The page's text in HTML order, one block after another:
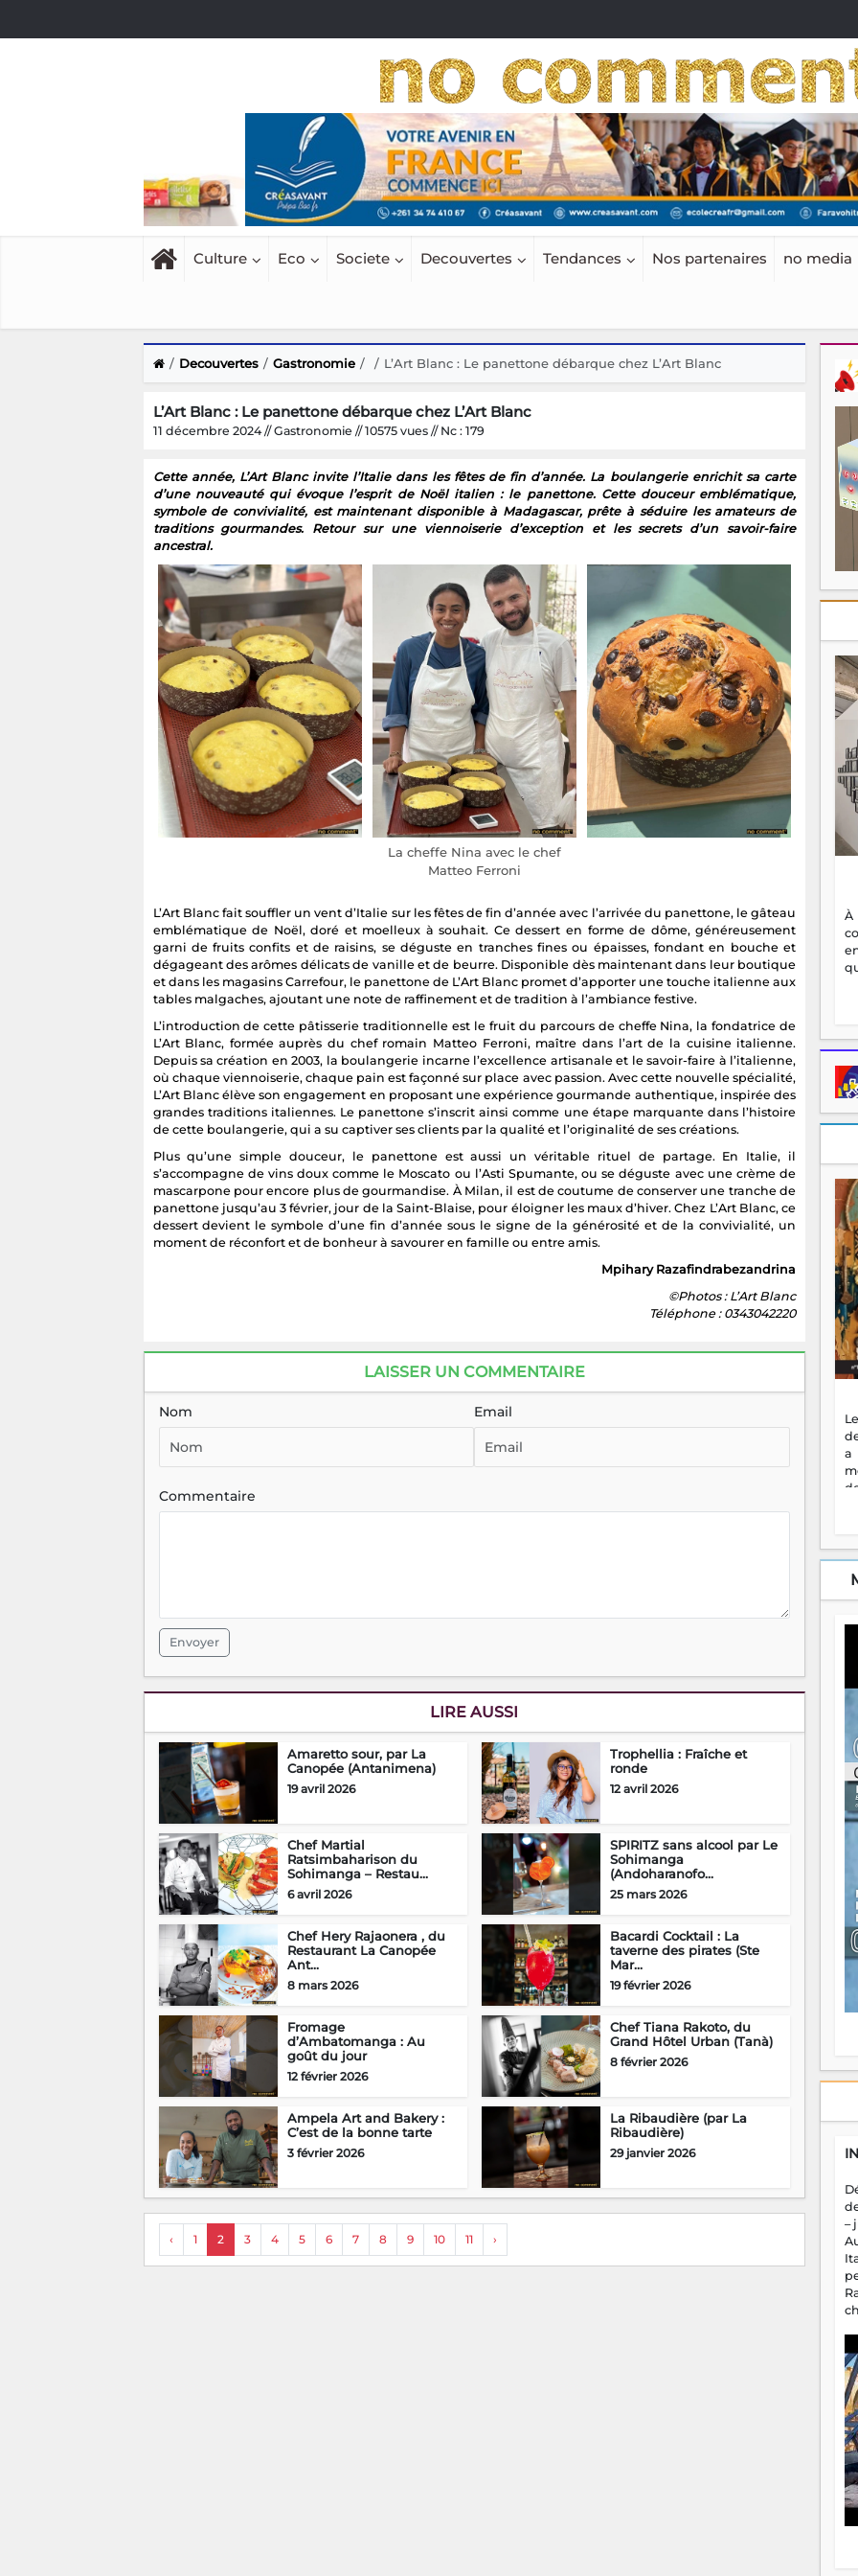
Culture Eco Societe Decouvertes Tendances Nos partenaires no media
Decouvertes Gastronomie L’Art Blanc : Le panettone débarque chez L’Art Blanc
L’Art Blanc : Le panettone débarque chez L’Art Blanc
11 décembre 2024 // Gastronomie // 10575 vues // Nc : 179
Cette année, L’Art Blanc invite l’Italie dans les fêtes de fin d’année. La boulangerie enrichit sa carte
d’une nouveauté qui évoque l’esprit de Noël italien : le panettone. Cette douceur emblématique,
symbole de convivialité, est maintenant disponible à Madagascar, prête à séduire les amateurs de
traditions gourmandes. Retour sur une viennoiserie d’exception et les secrets d’un savoir-faire
ancestral.
La cheffe Nina avec le chef
Matteo Ferroni
L’Art Blanc fait souffler un vent d’Italie sur les fêtes de fin d’année avec l’arrivée du panettone, le gâteau
emblématique de Noël, doré et moelleux à souhait. Ce dessert en forme de dôme, généreusement
garni de fruits confits et de raisins, se déguste en tranches fines ou épaisses, fondant en bouche et
dégageant des arômes délicats de vanille et de beurre. Disponible dès maintenant dans leur boutique
et dans les magasins Carrefour, le panettone de L’Art Blanc promet d’apporter une touche italienne aux
tables malgaches, ajoutant une note de raffinement et de tradition à l’ambiance festive.
L’introduction de cette pâtisserie traditionnelle est le fruit du parcours de cheffe Nina, la fondatrice de
L’Art Blanc, formée auprès du chef romain Matteo Ferroni, maître dans l’art de la cuisine italienne.
Depuis sa création en 2003, la boulangerie incarne l’excellence artisanale et le savoir-faire à l’italienne,
où chaque viennoiserie, chaque pain est façonné sur place avec passion. Avec cette nouvelle spécialité,
L’Art Blanc élève son engagement en proposant une expérience gourmande authentique, inspirée des
grandes traditions italiennes. Le panettone s’inscrit ainsi comme une étape marquante dans l’histoire
de cette boulangerie, qui a su captiver ses clients par la qualité et l’originalité de ses créations.
Plus qu’une simple douceur, le panettone est aussi un véritable rituel de partage. En Italie, il
s’accompagne de vins doux comme le Moscato ou l’Asti Spumante, ou se déguste avec une crème de
mascarpone pour encore plus de gourmandise. À Milan, il est de coutume de conserver une tranche de
panettone jusqu’au 3 février, jour de la Saint-Blaise, pour éloigner les maux d’hiver. Chez L’Art Blanc, ce
dessert devient le symbole d’une fin d’année sous le signe de la générosité et de la convivialité, un
moment de réconfort et de bonheur à savourer en famille ou entre amis.
Mpihary Razafindrabezandrina
©Photos : L’Art Blanc
Téléphone : 0343042220
LAISSER UN COMMENTAIRE
Nom Email
Commentaire
Envoyer
LIRE AUSSI
Amaretto sour, par La
Canopée (Antanimena)
19 avril 2026
Trophellia : Fraîche et
ronde
12 avril 2026
Chef Martial
Ratsimbaharison du
Sohimanga – Restau...
6 avril 2026
SPIRITZ sans alcool par Le
Sohimanga
(Andoharanofo...
25 mars 2026
Chef Hery Rajaonera , du
Restaurant La Canopée
Ant...
8 mars 2026
Bacardi Cocktail : La
taverne des pirates (Ste
Mar...
19 février 2026
Fromage
d’Ambatomanga : Au
goût du jour
12 février 2026
Chef Tiana Rakoto, du
Grand Hôtel Urban (Tanà)
8 février 2026
Ampela Art and Bakery :
C’est de la bonne tarte
3 février 2026
La Ribaudière (par La
Ribaudière)
29 janvier 2026
‹ 1 2 3 4 5 6 7 8 9 10 11 ›
a
–